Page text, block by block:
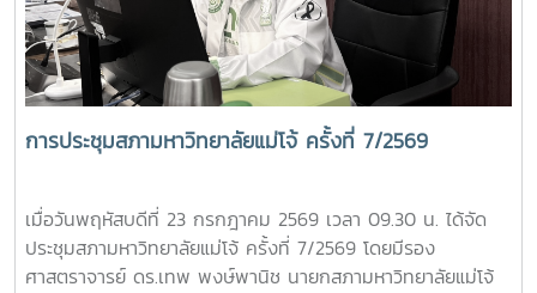
สภาพนักงาน และผู้ช่วยศาสตราจารย์ ดร.ปรีดา ศรีนฤวรรณ ผู้
ช่วยอธิการบดี ปฏิบัติหน้าที่เลขานุการคณะกรรมการฯ โดยมีผู้
อำนวยการกองเลขานุการสภามหาวิทยาลัย และหัวหน้างานสรรหา
ติดตามและประเมินผล ปฏิบัติหน้าที่ผู้ช่วยเลขานุการ การประชุม
ดังกล่าวจัดขึ้นเพื่อดำเนินการติดตามและประเมินผลการปฏิบัติ
หน้าที่ของหัวหน้าส่วนงานตามกรอบและหลักเกณฑ์ที่มหาวิทยาลัย
ประสิทธิภาพ โปร่งใส และบรรลุเป้าหมายตามนโยบายของ
มหาวิทยาลัย
การประชุมสภามหาวิทยาลัยแม่โจ้ ครั้งที่ 7/2569
เมื่อวันพฤหัสบดีที่ 23 กรกฎาคม 2569 เวลา 09.30 น. ได้จัด
ประชุมสภามหาวิทยาลัยแม่โจ้ ครั้งที่ 7/2569 โดยมีรอง
ศาสตราจารย์ ดร.เทพ พงษ์พานิช นายกสภามหาวิทยาลัยแม่โจ้